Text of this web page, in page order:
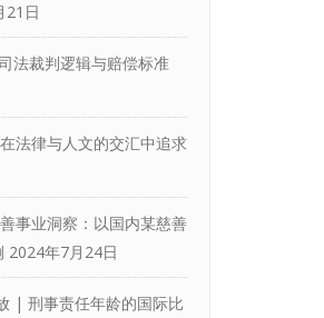
21日
法裁判逻辑与赔偿标准
法律与人文的交汇中追求
事业洞察：以国内某慈善
2024年7月24日
| 刑事责任年龄的国际比